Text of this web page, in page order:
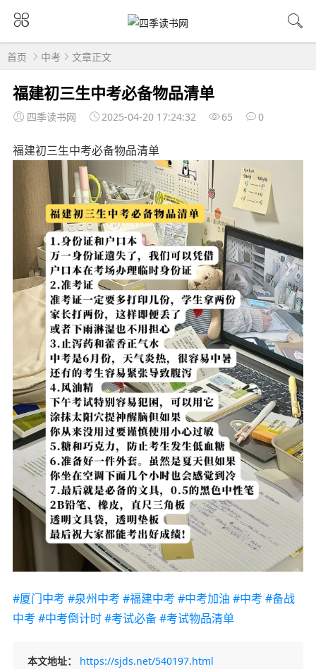
首页 中考 文章正文
福建初三生中考必备物品清单
四季读书网 2025-04-20 17:24:32 65 0
福建初三生中考必备物品清单
#厦门中考 #泉州中考 #福建中考 #中考加油 #中考 #备战
中考 #中考倒计时#考试必备#考试物品清单
本文地址：
https://sjds.net/540197.html